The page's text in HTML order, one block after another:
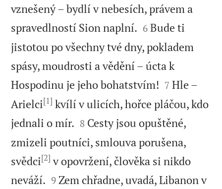
vznešený – bydlí v nebesích, právem a
spravedlností Sion naplní. 

6 Bude ti
jistotou po všechny tvé dny, pokladem
spásy, moudrosti a vědění – úcta k
Hospodinu je jeho bohatstvím! 

7 Hle –
Arielci[1] kvílí v ulicích, hořce pláčou, kdo
jednali o mír. 

8 Cesty jsou opuštěné,
zmizeli poutníci, smlouva porušena,
svědci[2] v opovržení, člověka si nikdo
neváží. 

9 Zem chřadne, uvadá, Libanon v